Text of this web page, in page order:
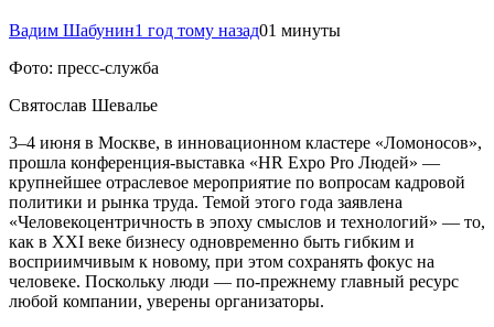
Вадим Шабунин1 год тому назад01 минуты
Фото: пресс-служба
Святослав Шевалье
3–4 июня в Москве, в инновационном кластере «Ломоносов»,
прошла конференция-выставка «HR Expo Pro Людей» —
крупнейшее отраслевое мероприятие по вопросам кадровой
политики и рынка труда. Темой этого года заявлена
«Человекоцентричность в эпоху смыслов и технологий» — то,
как в XXI веке бизнесу одновременно быть гибким и
восприимчивым к новому, при этом сохранять фокус на
человеке. Поскольку люди — по-прежнему главный ресурс
любой компании, уверены организаторы.